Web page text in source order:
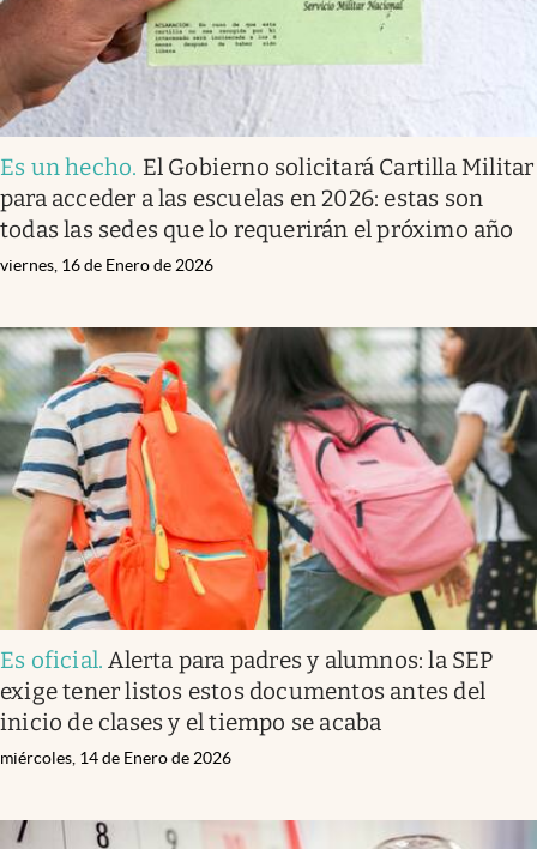
Es un hecho. El Gobierno solicitará Cartilla Militar
para acceder a las escuelas en 2026: estas son
todas las sedes que lo requerirán el próximo año
viernes, 16 de Enero de 2026
Es oficial.Alerta para padres y alumnos: la SEP
exige tener listos estos documentos antes del
inicio de clases y el tiempo se acaba
miércoles, 14 de Enero de 2026